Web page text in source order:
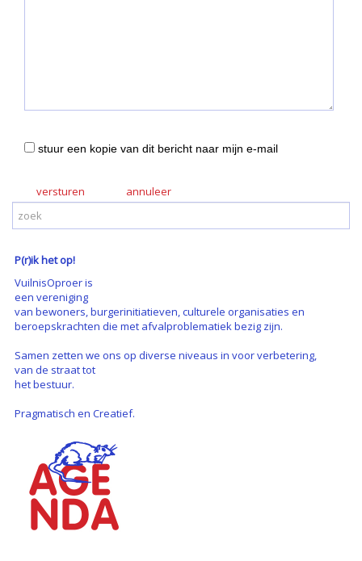
stuur een kopie van dit bericht naar mijn e-mail
versturen
P(r)ik het op!
VuilnisOproer is
een vereniging
van bewoners, burgerinitiatieven, culturele organisaties en
beroepskrachten die met afvalproblematiek bezig zijn.
Samen zetten we ons op diverse niveaus in voor verbetering,
van de straat tot
het bestuur.
Pragmatisch en Creatief.